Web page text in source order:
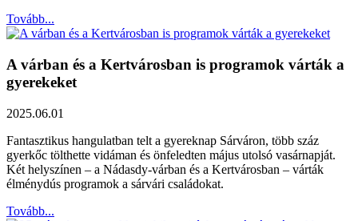
Tovább...
A várban és a Kertvárosban is programok várták a
gyerekeket
2025.06.01
Fantasztikus hangulatban telt a gyereknap Sárváron, több száz
gyerkőc tölthette vidáman és önfeledten május utolsó vasárnapját.
Két helyszínen – a Nádasdy-várban és a Kertvárosban – várták
élménydús programok a sárvári családokat.
Tovább...